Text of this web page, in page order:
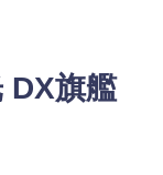
DX旗艦